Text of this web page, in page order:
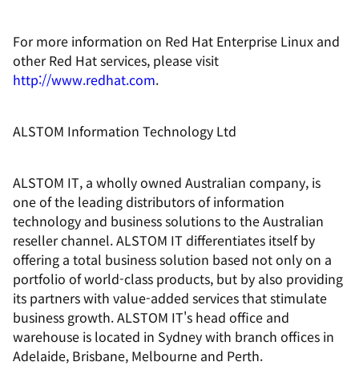
For more information on Red Hat Enterprise Linux and
other Red Hat services, please visit
http://www.redhat.com.
ALSTOM Information Technology Ltd
ALSTOM IT, a wholly owned Australian company, is
one of the leading distributors of information
technology and business solutions to the Australian
reseller channel. ALSTOM IT differentiates itself by
offering a total business solution based not only on a
portfolio of world-class products, but by also providing
its partners with value-added services that stimulate
business growth. ALSTOM IT's head office and
warehouse is located in Sydney with branch offices in
Adelaide, Brisbane, Melbourne and Perth.